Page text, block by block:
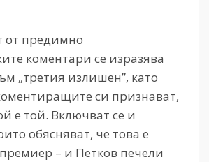
от предимно
коментари се изразява
„третия излишен”, като
си признават,
е той. Включват се и
обясняват, че това е
– и Петков печели